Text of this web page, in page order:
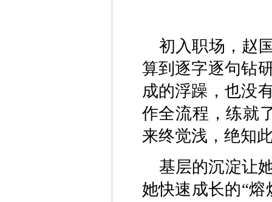
初入职场，赵
算到逐字逐句钻
成的浮躁，也没
作全流程，练就
来终觉浅，绝知
基层的沉淀让
她快速成长的“